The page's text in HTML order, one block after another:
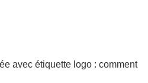
avec étiquette logo : comment